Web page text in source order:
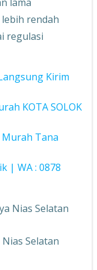
rendah
regulasi
Kirim
KOTA SOLOK
Murah Tana
| WA : 0878
Selatan